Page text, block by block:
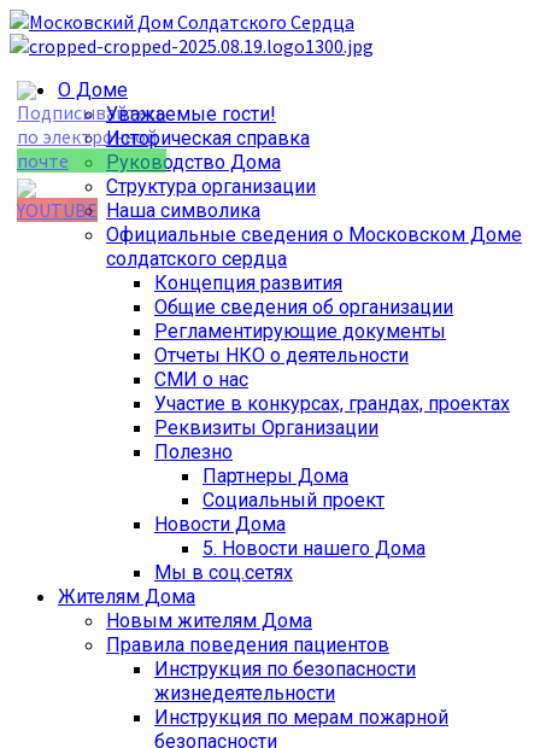
Перейти
к
Основное
меню
О Доме
Уважаемые гости!
Историческая справка
Руководство Дома
Структура организации
Наша символика
Официальные сведения о Московском Доме
солдатского сердца
Концепция развития
Общие сведения об организации
Регламентирующие документы
Отчеты НКО о деятельности
СМИ о нас
Участие в конкурсах, грандах, проектах
Реквизиты Организации
Полезно
Партнеры Дома
Социальный проект
Новости Дома
5. Новости нашего Дома
Мы в соц.сетях
Жителям Дома
Новым жителям Дома
Правила поведения пациентов
Инструкция по безопасности
жизнедеятельности
Инструкция по мерам пожарной
безопасности
Set Youtube